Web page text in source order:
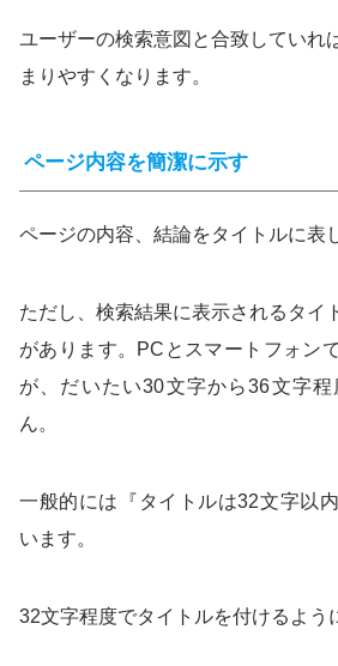
ユーザーの検索意図と合致していれ
まりやすくなります。
ページ内容を簡潔に示す
ページの内容、結論をタイトルに表
ただし、検索結果に表示されるタイ
があります。PCとスマートフォン
が、だいたい30文字から36文字
ん。
一般的には『タイトルは32文字以
います。
32文字程度でタイトルを付けるよう